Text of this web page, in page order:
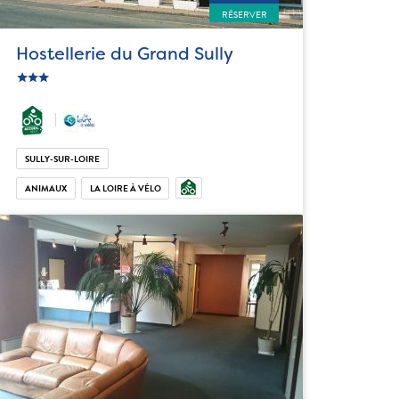
RÉSERVER
Hostellerie du Grand Sully
ic_star
SULLY-SUR-LOIRE
ANIMAUX LA LOIRE À VÉLO